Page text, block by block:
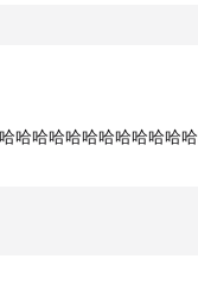
哈哈哈哈哈哈哈哈哈哈